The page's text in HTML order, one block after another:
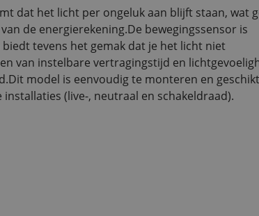
dat het licht per ongeluk aan blijft staan, wat
de energierekening.De bewegingssensor is
tevens het gemak dat je het licht niet
van instelbare vertragingstijd en
model is eenvoudig te monteren en geschikt
(live-, neutraal en schakeldraad).